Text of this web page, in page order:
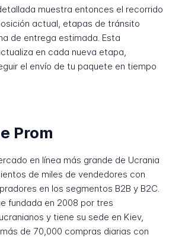
muestra entonces el recorrido
actual, etapas de tránsito
de entrega estimada. Esta
en cada nueva etapa,
el envío de tu paquete en tiempo
Prom
en línea más grande de Ucrania
de miles de vendedores con
en los segmentos B2B y B2C.
fundada en 2008 por tres
y tiene su sede en Kiev,
de 70,000 compras diarias con